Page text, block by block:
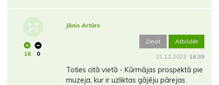
16 0
Jānis Artūrs
Ziņot Atbildēt
21.12.2023. 16:39
Toties citā vietā - Kūrmājas prospektā pie
muzeja, kur ir uzliktas gājēju pārejas